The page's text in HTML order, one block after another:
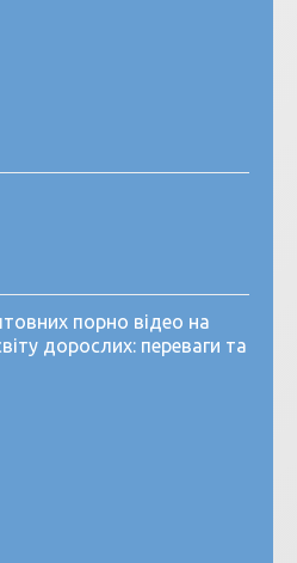
порно відео на
дорослих: переваги та